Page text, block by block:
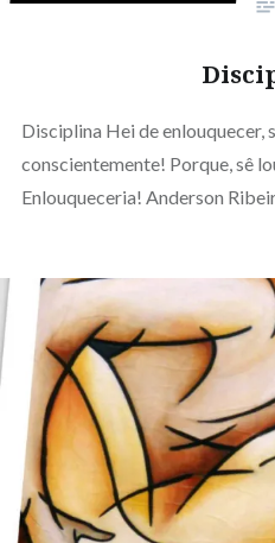
Disciplina Hei de enlouquecer,
conscientemente! Porque, sê
Enlouqueceria! Anderson